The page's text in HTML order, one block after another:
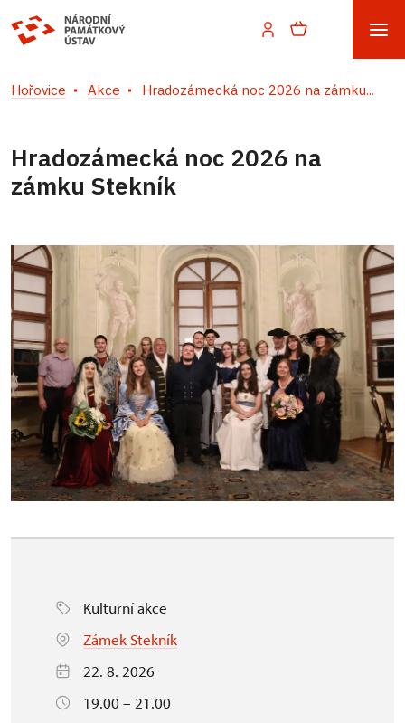
Hořovice Akce Hradozámecká noc 2026 na zámku...
Hradozámecká noc 2026 na
zámku Stekník
Kulturní akce
Zámek Stekník
22. 8. 2026
19.00 – 21.00